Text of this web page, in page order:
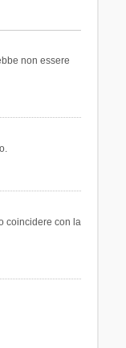
non essere
coincidere con la